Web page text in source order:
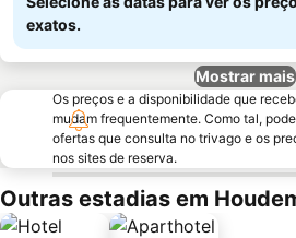
exatos.
Mostrar mais
Os preços e a disponibilidade que
mudam frequentemente. Como tal,
ofertas que consulta no trivago e os
nos sites de reserva.
Outras estadias em